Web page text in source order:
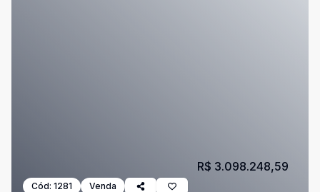
Cód: 1281 Venda
R$ 3.098.248,59